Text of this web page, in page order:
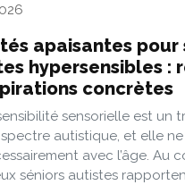
apaisantes pour
hypersensibles :
concrètes
sensorielle est un
autistique, et elle ne
avec l’âge. Au
séniors autistes